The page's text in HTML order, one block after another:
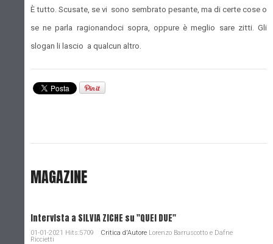
È tutto. Scusate, se vi sono sembrato pesante, ma di certe cose o
se ne parla ragionandoci sopra, oppure è meglio sare zitti. Gli
slogan li lascio a qualcun altro.
MAGAZINE
Intervista a SILVIA ZICHE su "QUEI DUE"
01-01-2021 Hits:5709 Critica d'Autore Lorenzo Barruscotto e Dafne
Riccietti